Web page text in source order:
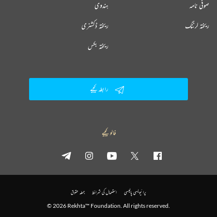
ہندوی صوفی نامہ
ریختہ ڈکشنری ریختہ لرننگ
ریختہ بکس
رابطہ کیجیے
فالو کیجیے
پرائیویسی پالیسی استعمال کی شرائط جملہ حقوق
© 2026 Rekhta™ Foundation. All rights reserved.